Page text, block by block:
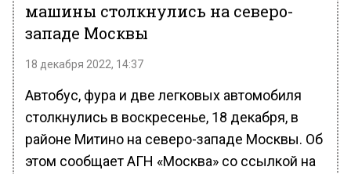
машины столкнулись на северо-
западе Москвы
18 декабря 2022, 14:37
Автобус, фура и две легковых автомобиля
столкнулись в воскресенье, 18 декабря, в
районе Митино на северо-западе Москвы. Об
этом сообщает АГН «Москва» со ссылкой на